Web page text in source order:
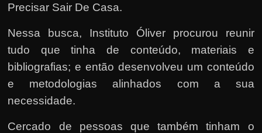
Precisar Sair De Casa.
Nessa busca, Instituto Óliver procurou reunir
tudo que tinha de conteúdo, materiais e
bibliografias; e então desenvolveu um conteúdo
e metodologias alinhados com a sua
necessidade.
Cercado de pessoas que também tinham o